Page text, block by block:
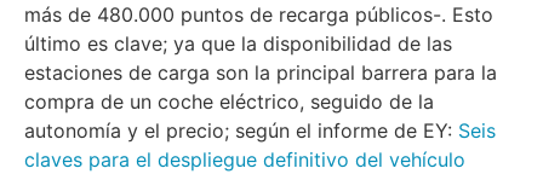
más de 480.000 puntos de recarga públicos-. Esto
último es clave; ya que la disponibilidad de las
estaciones de carga son la principal barrera para la
compra de un coche eléctrico, seguido de la
autonomía y el precio; según el informe de EY: Seis
claves para el despliegue definitivo del vehículo